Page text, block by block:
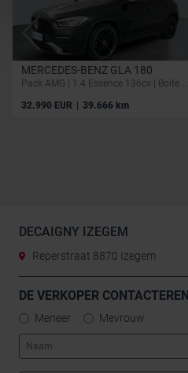
MERCEDES-BENZ GLA 180
Pack AMG | 1.4 Essence 136cv | Boite auto | GPS | Caméra | Carplay | Led
32.990 EUR | 39.666 km
DECAIGNY IZEGEM
Reperstraat 8870 Izegem
DE VERKOPER CONTACTEREN
Meneer Mevrouw